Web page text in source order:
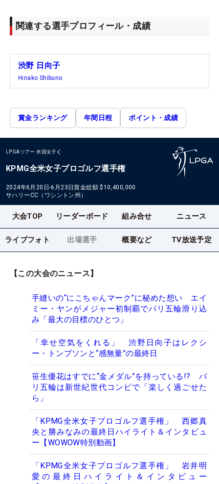
関連する選手プロフィール・成績
渋野 日向子
Hinako Shibuno
賞金ランキング 年間日程 ポイント・成績
LPGAツアー 米国女子
KPMG全米女子プロゴルフ選手権
2024年6月20日-6月23日賞金総額 $10,400,000
サハリーCC（ワシントン州）
大会TOP リーダーボード 組み合せ ニュース
ライブフォト 出場選手 概要など TV放送予定
【この大会のニュース】
手縫いの“にこちゃんマーク”に秘めた想い エイ
ミー・ヤンがメジャー初制覇でパリ五輪滑り込
み「最大の目標のひとつ」
「幸せ空気をくれる」 渋野日向子はレクシ
ー・トンプソンと“感無量”の最終日
笹生優花はすでに“金メダル”を持っている!? パ
リ五輪は新世紀世代コンビで「楽しく過ごせた
ら」
「KPMG全米女子プロゴルフ選手権」 西郷真
央と勝みなみの最終日ハイライト＆インタビュ
ー【WOWOW特別動画】
「KPMG全米女子プロゴルフ選手権」 岩井明
愛の最終日ハイライト＆インタビュー